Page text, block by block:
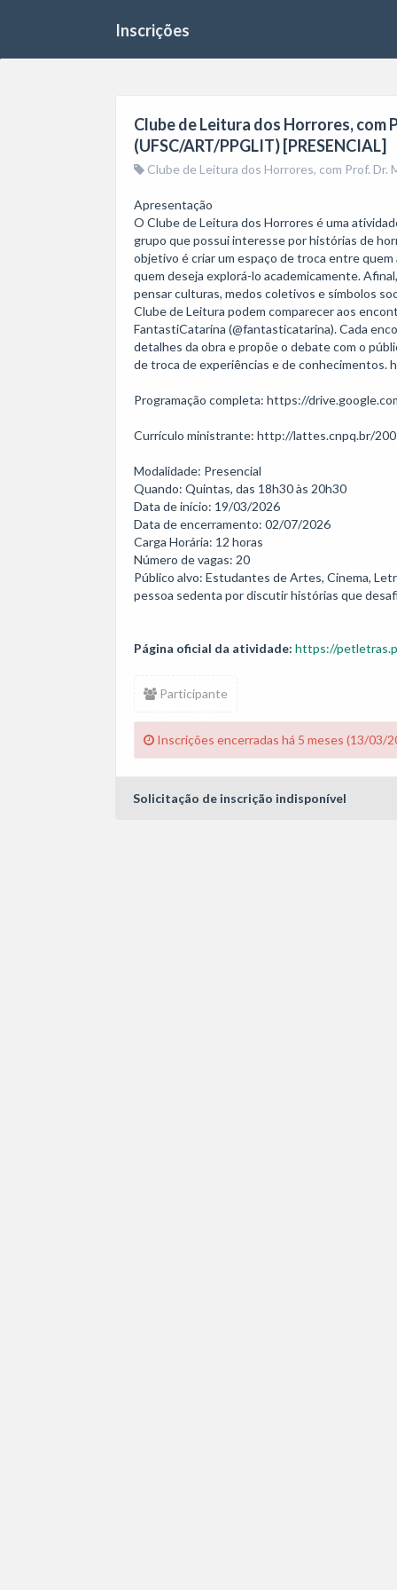
Inscrições
Clube de Leitura dos Horrores,
(UFSC/ART/PPGLIT) [PRESENCIAL]
Clube de Leitura dos Horrores, com Prof. Dr.
Apresentação
O Clube de Leitura dos Horrores é uma
grupo que possui interesse por histórias de
objetivo é criar um espaço de troca entre
quem deseja explorá-lo academicamente.
pensar culturas, medos coletivos e símbolos
Clube de Leitura podem comparecer aos
FantastiCatarina (@fantasticatarina). Cada
detalhes da obra e propõe o debate com o
de troca de experiências e de
Programação completa: https://
Currículo ministrante: http://lattes.cnpq.br/
Modalidade: Presencial
Quando: Quintas, das 18h30 às 20h30
Data de início: 19/03/2026
Data de encerramento: 02/07/2026
Carga Horária: 12 horas
Número de vagas: 20
Público alvo: Estudantes de Artes, Cinema,
pessoa sedenta por discutir histórias que
Página oficial da atividade: https://
Participante
Inscrições encerradas há 5 meses (13/03/
Solicitação de inscrição indisponível